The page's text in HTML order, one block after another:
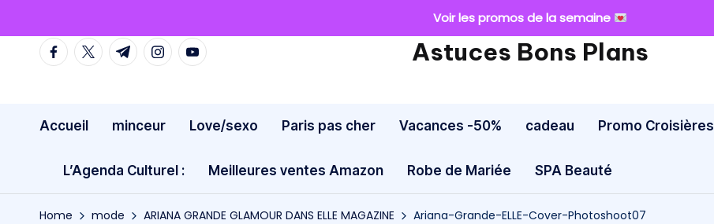
Skip
facebook.com
twitter.com
t.me instagram.com
youtube.com Astuces Bons Plans
Accueil minceur Love/sexo Paris pas cher Vacances -50% cadeau Promo Croisières
L’Agenda Culturel : Meilleures ventes Amazon Robe de Mariée SPA Beauté
Home mode ARIANA GRANDE GLAMOUR DANS ELLE MAGAZINE Ariana-Grande-ELLE-Cover-Photoshoot07
Voir les promos de la semaine